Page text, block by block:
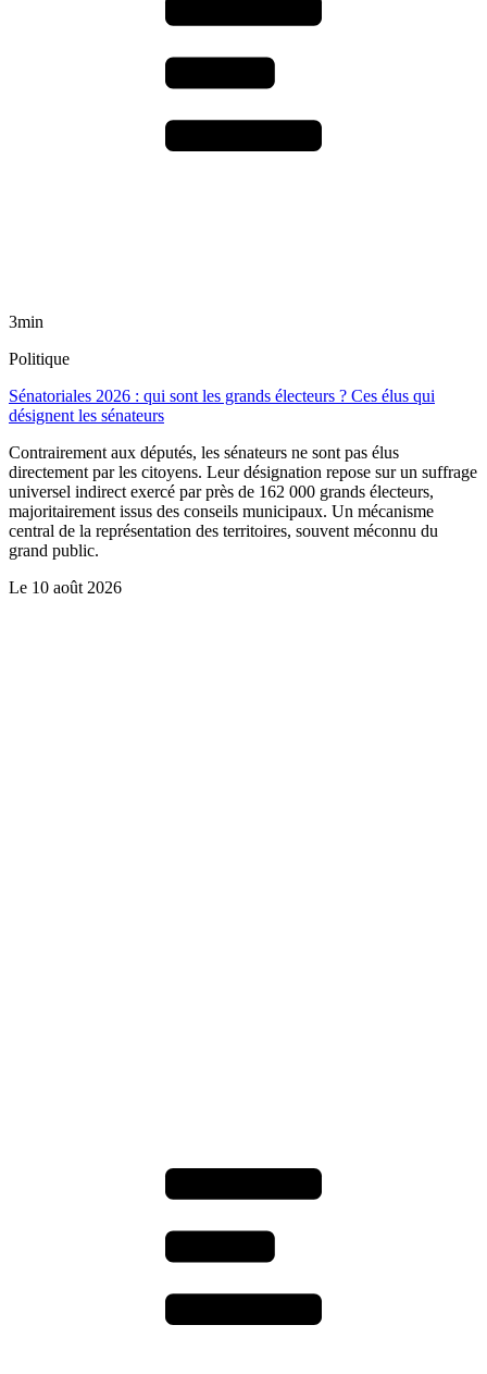
3min
Politique
Sénatoriales 2026 : qui sont les grands électeurs ? Ces élus qui
désignent les sénateurs
Contrairement aux députés, les sénateurs ne sont pas élus
directement par les citoyens. Leur désignation repose sur un suffrage
universel indirect exercé par près de 162 000 grands électeurs,
majoritairement issus des conseils municipaux. Un mécanisme
central de la représentation des territoires, souvent méconnu du
grand public.
Le 10 août 2026